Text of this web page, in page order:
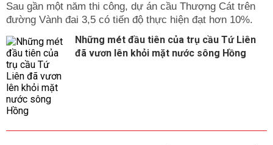
Sau gần một năm thi công, dự án cầu Thượng Cát trên
đường Vành đai 3,5 có tiến độ thực hiện đạt hơn 10%.
Những mét đầu tiên của trụ cầu Tứ Liên
đã vươn lên khỏi mặt nước sông Hồng